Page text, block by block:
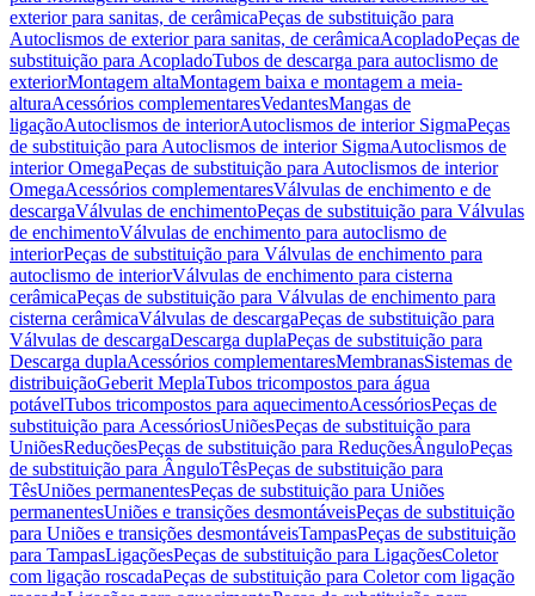
exterior para sanitas, de cerâmicaPeças de substituição para
Autoclismos de exterior para sanitas, de cerâmicaAcopladoPeças de
substituição para AcopladoTubos de descarga para autoclismo de
exteriorMontagem altaMontagem baixa e montagem a meia-
alturaAcessórios complementaresVedantesMangas de
ligaçãoAutoclismos de interiorAutoclismos de interior SigmaPeças
de substituição para Autoclismos de interior SigmaAutoclismos de
interior OmegaPeças de substituição para Autoclismos de interior
OmegaAcessórios complementaresVálvulas de enchimento e de
descargaVálvulas de enchimentoPeças de substituição para Válvulas
de enchimentoVálvulas de enchimento para autoclismo de
interiorPeças de substituição para Válvulas de enchimento para
autoclismo de interiorVálvulas de enchimento para cisterna
cerâmicaPeças de substituição para Válvulas de enchimento para
cisterna cerâmicaVálvulas de descargaPeças de substituição para
Válvulas de descargaDescarga duplaPeças de substituição para
Descarga duplaAcessórios complementaresMembranasSistemas de
distribuiçãoGeberit MeplaTubos tricompostos para água
potávelTubos tricompostos para aquecimentoAcessóriosPeças de
substituição para AcessóriosUniõesPeças de substituição para
UniõesReduçõesPeças de substituição para ReduçõesÂnguloPeças
de substituição para ÂnguloTêsPeças de substituição para
TêsUniões permanentesPeças de substituição para Uniões
permanentesUniões e transições desmontáveisPeças de substituição
para Uniões e transições desmontáveisTampasPeças de substituição
para TampasLigaçõesPeças de substituição para LigaçõesColetor
com ligação roscadaPeças de substituição para Coletor com ligação